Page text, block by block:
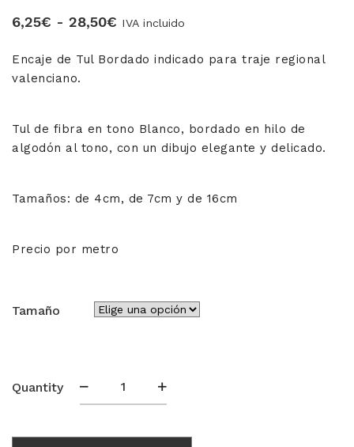
¡No te pierdas nuestras ofertas!
6,25€ - 28,50€ Rango
precios:
hasta
28,50€
IVA incluido
Encaje de Tul Bordado indicado para traje regional
valenciano.
Tul de fibra en tono Blanco, bordado en hilo de
algodón al tono, con un dibujo elegante y delicado.
Tamaños: de 4cm, de 7cm y de 16cm
Precio por metro
Tamaño
Quantity
Tul
Bordado
cantidad